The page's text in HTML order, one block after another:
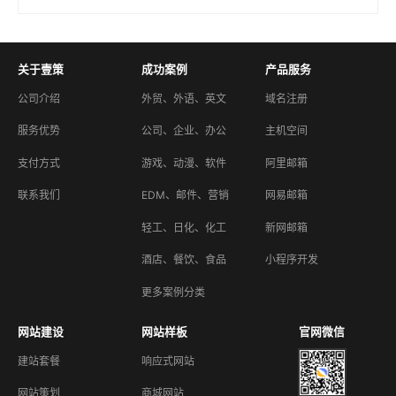
关于壹策
公司介绍
服务优势
支付方式
联系我们
成功案例
外贸、外语、英文
公司、企业、办公
游戏、动漫、软件
EDM、邮件、营销
轻工、日化、化工
酒店、餐饮、食品
更多案例分类
产品服务
域名注册
主机空间
阿里邮箱
网易邮箱
新网邮箱
小程序开发
网站建设
建站套餐
网站策划
网站样板
响应式网站
商城网站
官网微信